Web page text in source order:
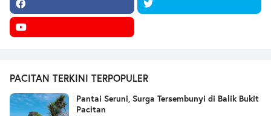
PACITAN TERKINI TERPOPULER
Pantai Seruni, Surga Tersembunyi di Balik Bukit
Pacitan